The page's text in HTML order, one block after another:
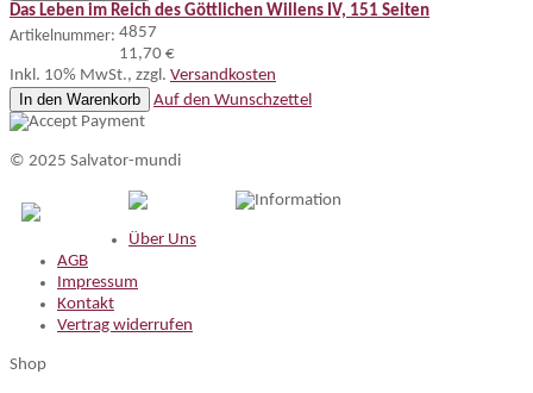
Das Leben im Reich des Göttlichen Willens IV, 151 Seiten
Artikelnummer: 4857
11,70 €
Inkl. 10% MwSt., zzgl. Versandkosten
In den Warenkorb
Auf den Wunschzettel
© 2025 Salvator-mundi
Information
Über Uns
AGB
Impressum
Kontakt
Vertrag widerrufen
Shop